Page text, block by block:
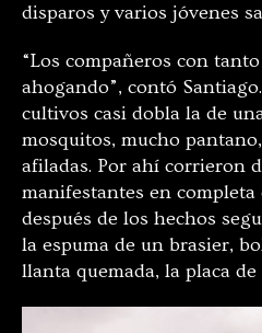
disparos y varios jóvenes
“Los compañeros con
ahogando”, contó
cultivos casi dobla la de
mosquitos, mucho
afiladas. Por ahí corrieron
manifestantes en completa
después de los hechos
la espuma de un brasier,
llanta quemada, la placa